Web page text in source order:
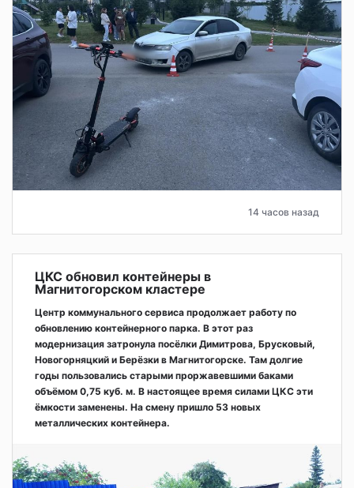
14 часов назад
ЦКС обновил контейнеры в
Магнитогорском кластере
Центр коммунального сервиса продолжает работу по
обновлению контейнерного парка. В этот раз
модернизация затронула посёлки Димитрова, Брусковый,
Новогорняцкий и Берёзки в Магнитогорске. Там долгие
годы пользовались старыми проржавевшими баками
объёмом 0,75 куб. м. В настоящее время силами ЦКС эти
ёмкости заменены. На смену пришло 53 новых
металлических контейнера.